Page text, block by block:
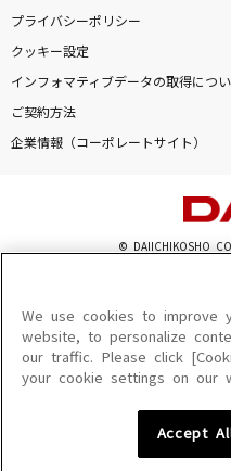
プライバシーポリシー
クッキー設定
インフォマティブデータの取得につい
ご契約方法
企業情報（コーポレートサイト）
© DAIICHIKOSHO
このサイトに掲載されている一切の文
を問わず、著作権法の定める範囲を超
を禁じます。
楽曲及びコンテンツは、機種によりご
楽曲及びコンテンツの配信日、配信内容
We use cookies to improve
website, to personalize
our traffic. Please click
your cookie settings on our
Accept